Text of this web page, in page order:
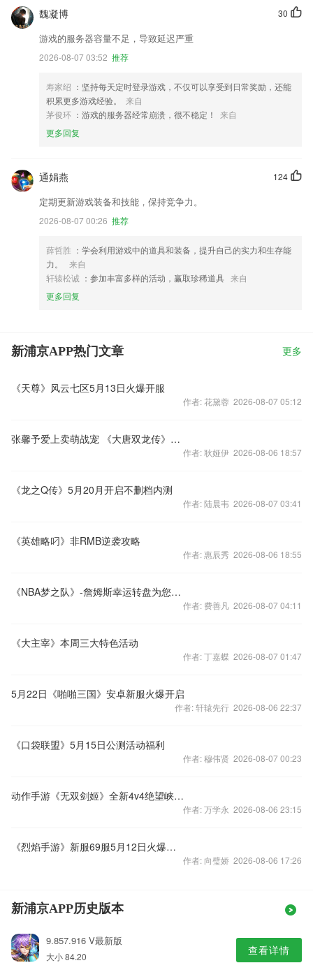
30
魏凝博
游戏的服务器容量不足，导致延迟严重
2026-08-07 03:52 推荐
寿家绍 ：坚持每天定时登录游戏，不仅可以享受到日常奖励，还能
积累更多游戏经验。
来自
茅俊环 ：游戏的服务器经常崩溃，很不稳定！
来自
更多回复
124
通娟燕
定期更新游戏装备和技能，保持竞争力。
2026-08-07 00:26 推荐
薛哲胜 ：学会利用游戏中的道具和装备，提升自己的实力和生存能
力。
来自
轩辕松诚 ：参加丰富多样的活动，赢取珍稀道具 来自
更多回复
新浦京APP热门文章 更多
《天尊》风云七区5月13日火爆开服
作者: 花黛蓉 2026-08-07 05:12
张馨予爱上卖萌战宠 《大唐双龙传》宠物战斗视频
作者: 耿娅伊 2026-08-06 18:57
《龙之Q传》5月20月开启不删档内测
作者: 陆晨韦 2026-08-07 03:41
《英雄略叼》非RMB逆袭攻略
作者: 惠辰秀 2026-08-06 18:55
《NBA梦之队》-詹姆斯幸运转盘为您开启
作者: 费善凡 2026-08-07 04:11
《大主宰》本周三大特色活动
作者: 丁嘉蝶 2026-08-07 01:47
5月22日《啪啪三国》安卓新服火爆开启
作者: 轩辕先行 2026-08-06 22:37
《口袋联盟》5月15日公测活动福利
作者: 穆伟贤 2026-08-07 00:23
动作手游《无双剑姬》全新4v4绝望峡谷视频
作者: 万学永 2026-08-06 23:15
《烈焰手游》新服69服5月12日火爆开启
作者: 向璧娇 2026-08-06 17:26
新浦京APP历史版本
9.857.916 V最新版
大小 84.20 查看详情